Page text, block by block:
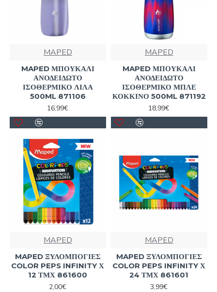
MAPED
MAPED ΜΠΟΥΚΑΛΙ
ΑΝΟΔΕΙΔΩΤΟ
ΙΣΟΘΕΡΜΙΚΟ ΛΙΛΑ
500ML 871106
16,99€
MAPED
MAPED ΜΠΟΥΚΑΛΙ
ΑΝΟΔΕΙΔΩΤΟ
ΙΣΟΘΕΡΜΙΚΟ ΜΠΛΕ
ΚΟΚΚΙΝΟ 500ML 871192
18,99€
MAPED
MAPED ΞΥΛΟΜΠΟΓΙΕΣ
COLOR PEPS INFINITY Χ
12 ΤΜΧ 861600
2,00€
MAPED
MAPED ΞΥΛΟΜΠΟΓΙΕΣ
COLOR PEPS INFINITY Χ
24 ΤΜΧ 861601
3,99€